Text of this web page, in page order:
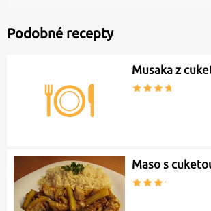
Podobné recepty
Musaka z
Maso s